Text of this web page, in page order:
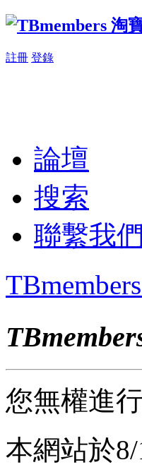
註冊 登錄
論壇
搜索
聯繫我們
您無權進
本網站於